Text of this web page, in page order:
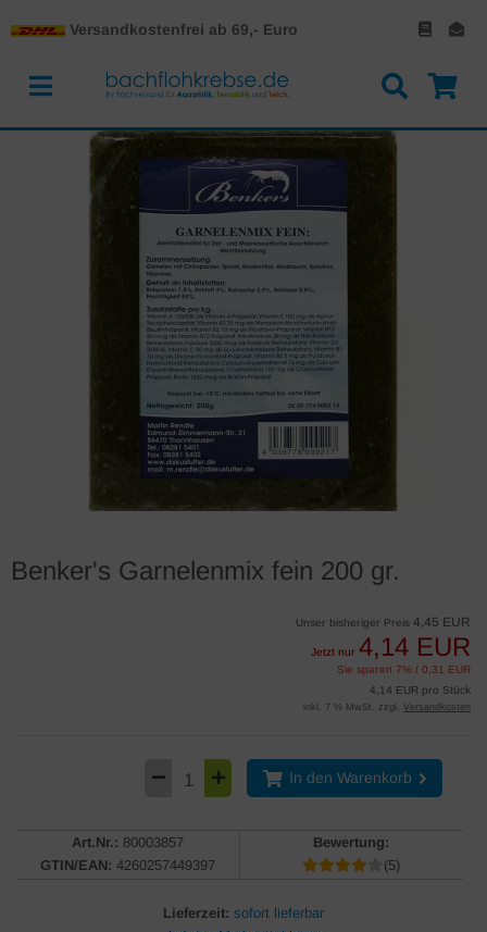
Versandkostenfrei ab 69,- Euro
Benker's Garnelenmix fein 200 gr.
Unser bisheriger Preis 4,45 EUR
Jetzt nur 4,14 EUR
Sie sparen 7% / 0,31 EUR
4,14 EUR pro Stück
inkl. 7 % MwSt. zzgl. Versandkosten
In den Warenkorb
Art.Nr.: 80003857
GTIN/EAN: 4260257449397
Bewertung:
(5)
Lieferzeit: sofort lieferbar